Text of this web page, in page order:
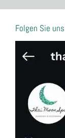
Folgen Sie